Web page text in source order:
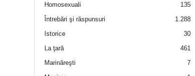
Homosexuali
135
Întrebări şi răspunsuri
1.288
Istorice
30
La ţară
461
Marinăreşti
7